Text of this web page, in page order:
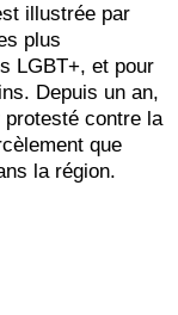
illustrée par
plus
LGBT+, et pour
Depuis un an,
protesté contre la
que
la région.